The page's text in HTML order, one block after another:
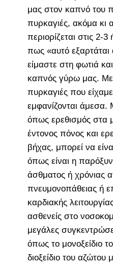
μας στον καπνό του
πυρκαγιές, ακόμα κι
περιορίζεται στις 2-
πως «αυτό
είμαστε στη φωτιά
καπνός γύρω μας. Με
πυρκαγιές που
εμφανίζονται άμεσα.
όπως ερεθισμός στα
έντονος πόνος και
βήχας, μπορεί να
όπως είναι η
άσθματος ή χρόνιας
πνευμονοπάθειας ή
καρδιακής
ασθενείς στο
μεγάλες
όπως το μονοξείδιο
διοξείδιο του αζώτου